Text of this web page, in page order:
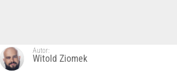
Autor:
Witold Ziomek